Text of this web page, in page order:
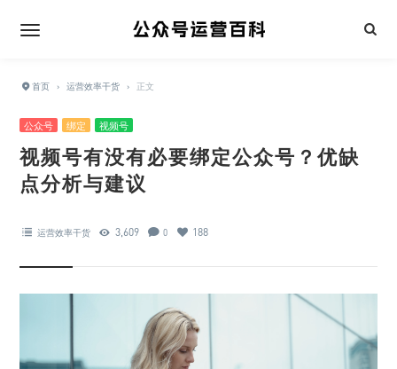
首页 › 运营效率干货 › 正文
公众号 绑定 视频号
视频号有没有必要绑定公众号？优缺
点分析与建议
运营效率干货 3,609 0 188